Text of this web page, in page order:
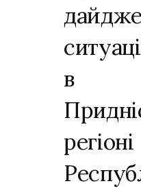
в
регіоні